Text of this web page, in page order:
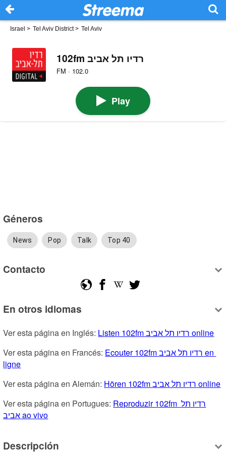
Israel > Tel Aviv District> Tel Aviv
102fm רדיו תל אביב
FM · 102.0
Play
Géneros
News Pop Talk Top 40
Contacto
En otros idiomas
Ver esta página en Inglés:
Listen 102fm רדיו תל אביב online
Ver esta página en Francés: Ecouter 102fm רדיו תל אביב en
ligne
Ver esta página en Alemán:
Hören 102fm רדיו תל אביב online
Ver esta página en Portugues: Reproduzir 102fm רדיו תל
אביב ao vivo
Descripción